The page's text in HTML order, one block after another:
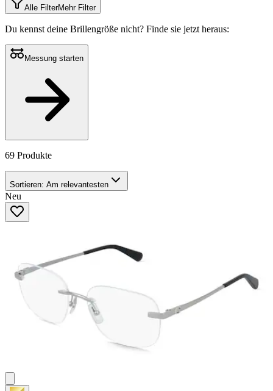
Alle FilterMehr Filter
Du kennst deine Brillengröße nicht? Finde sie jetzt heraus:
Messung starten
69 Produkte
Sortieren: Am relevantesten
Neu